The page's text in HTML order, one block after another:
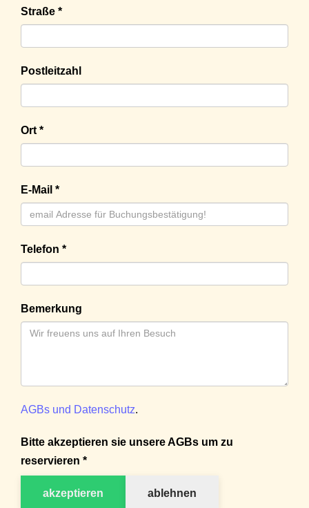
Straße *
Postleitzahl
Ort *
E-Mail *
Telefon *
Bemerkung
AGBs und Datenschutz.
Bitte akzeptieren sie unsere AGBs um zu
reservieren *
akzeptieren ablehnen